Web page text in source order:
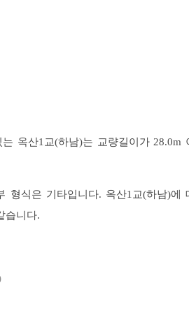
옥산1교(하남)는 교량길이가 28.0m
형식은 기타입니다. 옥산1교(하남)에
습니다.